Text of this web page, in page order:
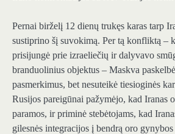
Pernai birželį 12 dienų trukęs karas tarp
sustiprino šį suvokimą. Per tą konfliktą –
prisijungė prie izraeliečių ir dalyvavo
branduolinius objektus – Maskva
pasmerkimus, bet nesuteikė tiesioginės
Rusijos pareigūnai pažymėjo, kad Iranas
paramos, ir priminė stebėtojams, kad
gilesnės integracijos į bendrą oro